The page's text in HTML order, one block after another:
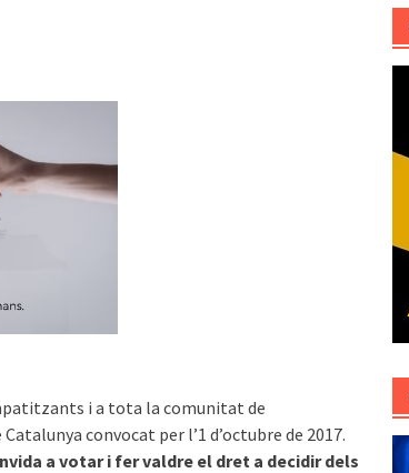
i a tota la comunitat de
convocat per l’1 d’octubre de 2017.
a votar i fer valdre el dret a decidir dels